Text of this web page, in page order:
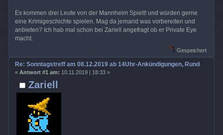
Es kommen drei Leute von der Mannheim Spielt! und würden gerne
eine Krimigeschichte spielen. Mag da jemand was vorbereiten und
anbieten? Ich hab mal schon bei Zariell angefragt ob er Private Eye
macht.
Gespeichert
Zariell
Re: Sonntagstreff am 08.12.2019 ab 14Uhr-Ankündigungen,
« Antwort #1 am: 10.11.2019 | 18:33 »